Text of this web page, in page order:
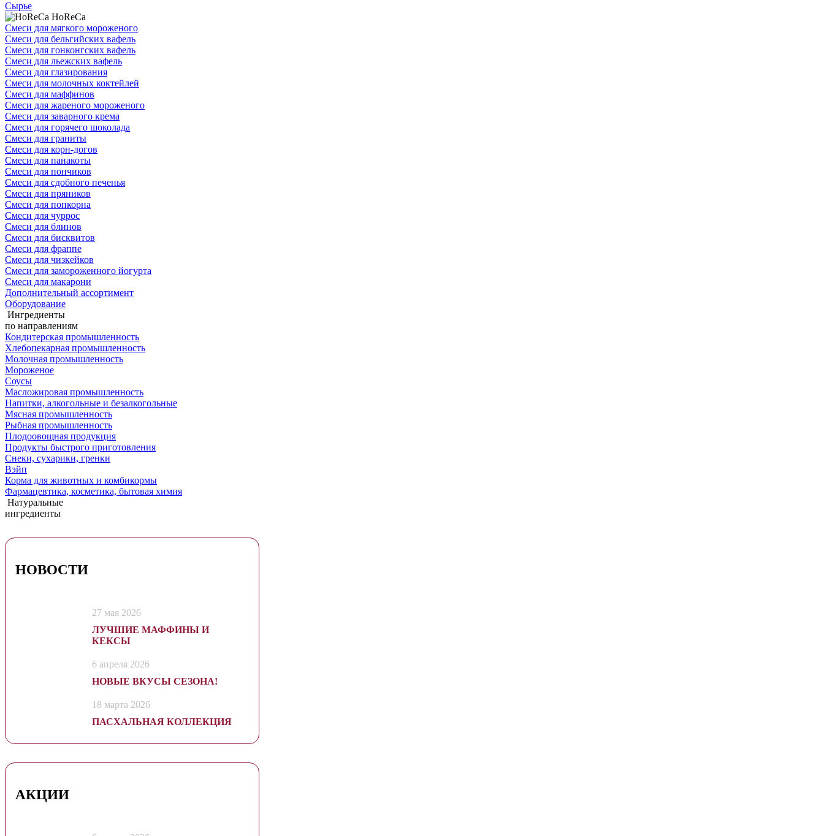
Сырье
HoReCa
Смеси для мягкого мороженого
Смеси для бельгийских вафель
Смеси для гонконгских вафель
Смеси для льежских вафель
Смеси для глазирования
Смеси для молочных коктейлей
Смеси для маффинов
Смеси для жареного мороженого
Смеси для заварного крема
Смеси для горячего шоколада
Смеси для граниты
Смеси для корн-догов
Смеси для панакоты
Смеси для пончиков
Смеси для сдобного печенья
Смеси для пряников
Смеси для попкорна
Смеси для чуррос
Смеси для блинов
Смеси для бисквитов
Смеси для фраппе
Смеси для чизкейков
Смеси для замороженного йогурта
Смеси для макарони
Дополнительный ассортимент
Оборудование
Ингредиенты
по направлениям
Кондитерская промышленность
Хлебопекарная промышленность
Молочная промышленность
Мороженое
Соусы
Масложировая промышленность
Напитки, алкогольные и безалкогольные
Мясная промышленность
Рыбная промышленность
Плодоовощная продукция
Продукты быстрого приготовления
Снеки, сухарики, гренки
Вэйп
Корма для животных и комбикормы
Фармацевтика, косметика, бытовая химия
Натуральные
ингредиенты
НОВОСТИ
27 мая 2026
ЛУЧШИЕ МАФФИНЫ И
КЕКСЫ
6 апреля 2026
НОВЫЕ ВКУСЫ СЕЗОНА!
18 марта 2026
ПАСХАЛЬНАЯ КОЛЛЕКЦИЯ
АКЦИИ